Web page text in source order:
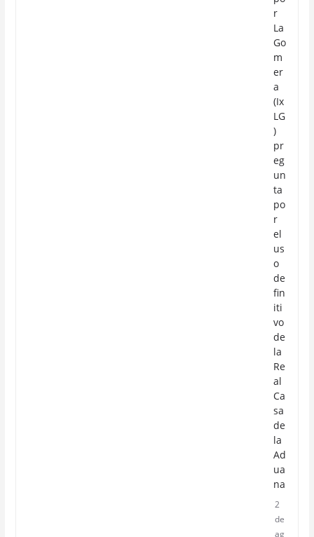
r
La
Go
m
er
a
(Ix
LG
)
pr
eg
un
ta
po
r
el
us
o
de
fin
iti
vo
de
la
Re
al
Ca
sa
de
la
Ad
ua
na
2
de
ag